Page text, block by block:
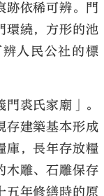
跡依稀可辨。門
環繞，方形的池
人民公社的標
裘氏家廟」。
存建築基本形成
庫，長年存放糧
木雕、石雕保存
五年修繕時的原